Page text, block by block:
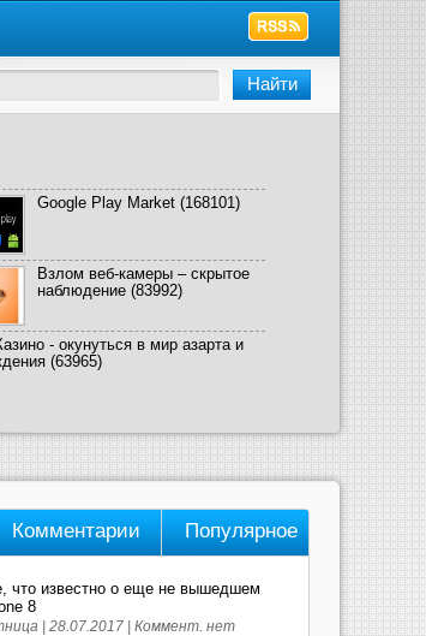
Google Play Market (168101)
Взлом веб-камеры – скрытое
наблюдение (83992)
- окунуться в мир азарта и
(63965)
Комментарии Популярное
что известно о еще не вышедшем
8
| 28.07.2017 | Коммент. нет